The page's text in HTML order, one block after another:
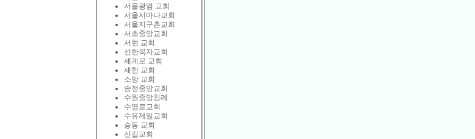
서울광염 교회
서울서마나교회
서울지구촌교회
서초중앙교회
서현 교회
선한목자교회
세계로 교회
세한 교회
소망 교회
송정중앙교회
수원중앙침례
수영로교회
수유제일교회
승동 교회
신길교회